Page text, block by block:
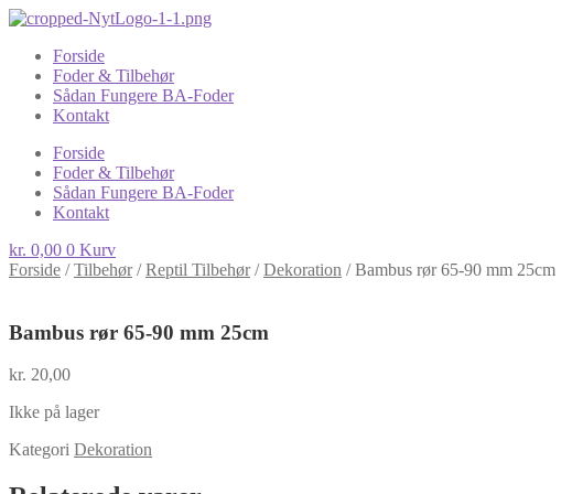
Forside
Foder & Tilbehør
Sådan Fungere BA-Foder
Kontakt
Forside
Foder & Tilbehør
Sådan Fungere BA-Foder
Kontakt
kr. 0,00 0 Kurv
Forside /Tilbehør/Reptil Tilbehør/Dekoration /Bambus rør 65-90 mm 25cm
Bambus rør 65-90 mm 25cm
kr. 20,00
Ikke på lager
Kategori Dekoration